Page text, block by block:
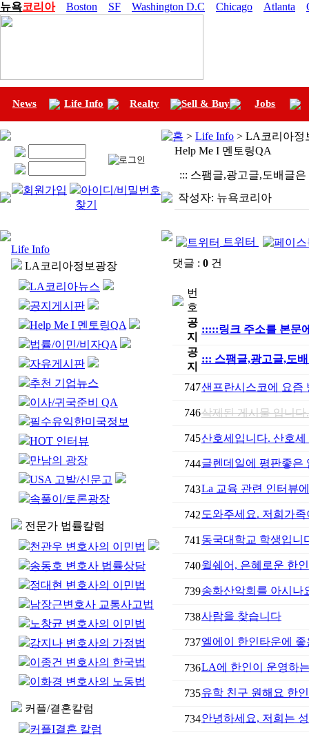
뉴욕코리아 Boston SF Washington D.C Chicago Atlanta
News Life Info Realty Sell & Buy Jobs
회원가입
아이디/비밀번호
찾기
Life Info
LA코리아정보광장
LA코리아뉴스
공지게시판
Help Me I 멘토링QA
법률/이민/비자QA
자유게시판
추천 기업뉴스
이사/귀국준비 QA
필수유익한미국정보
HOT 인터뷰
만남의 광장
USA 고발/신문고
속풀이/토론광장
전문가 법률칼럼
천관우 변호사의 이민법
송동호 변호사 법률상담
정대현 변호사의 이민법
남장근변호사 교통사고법
노창균 변호사의 이민법
강지나 변호사의 가정법
이종건 변호사의 한국법
이화경 변호사의 노동법
커플/결혼칼럼
커플I결혼 칼럼
홈 > Life Info > LA코리아정
Help Me I 멘토링QA
::: 스팸글,광고글,도배글
작성자: 뉴욕코리아
트위터
댓글 : 0 건
번
호
공
지
:::::링크 주소를 본문
공
지
::: 스팸글,광고글,도
747샌프란시스코에 요즘
746삭제된 게시물 입니다.
745산호세입니다. 산호
744글렌데일에 평판좋은
743La 교육 관련 인터뷰
742 도와주세요. 저희가
741 동국대학교 학생입니
740윌쉐어, 은혜로운 한
739송화산악회를 아시나
738사람을 찾습니다
737엘에이 한인타운에
736LA에 한인이 운영하
735유학 친구 원해요 한
734안녕하세요, 저희는